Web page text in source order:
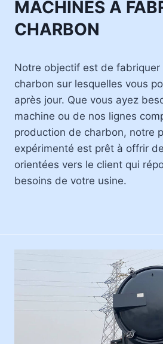
MACHINES À
CHARBON
Notre objectif est de fabriquer
charbon sur lesquelles vous
après jour. Que vous ayez
machine ou de nos lignes
production de charbon, notre
expérimenté est prêt à offrir
orientées vers le client qui
besoins de votre usine.